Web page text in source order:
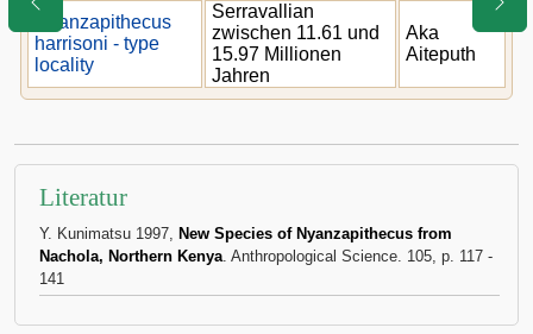
Nyanzapithecus
harrisoni - type
locality
Serravallian
zwischen 11.61 und
15.97 Millionen
Jahren
Aka
Aiteputh
Literatur
Y. Kunimatsu 1997, New Species of Nyanzapithecus from
Nachola, Northern Kenya. Anthropological Science. 105, p. 117 -
141